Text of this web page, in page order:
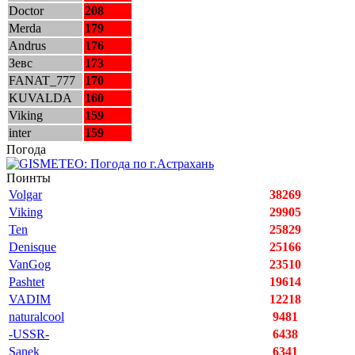
Doctor
208
Merda
179
Andrus
176
Зевс
173
FANAT_777
170
KUVALDA
160
Viking
159
inter
159
Погода
Поинты
Volgar
38269
Viking
29905
Ten
25829
Denisque
25166
VanGog
23510
Pashtet
19614
VADIM
12218
naturalcool
9481
-USSR-
6438
Sanek
6341